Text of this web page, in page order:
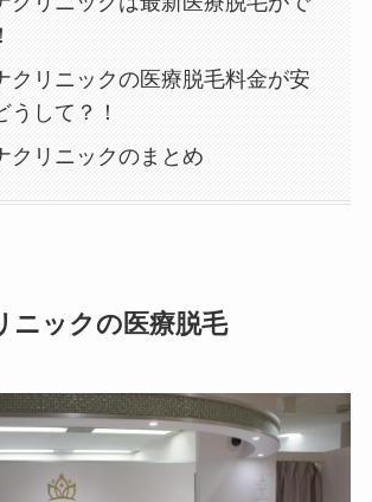
クリニックの医療脱毛料金が安
うして？！
クリニックのまとめ
ニックの医療脱毛